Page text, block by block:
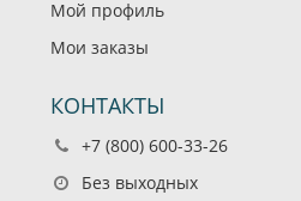
Мой профиль
Мои заказы
КОНТАКТЫ
+7 (800) 600-33-26
Без выходных